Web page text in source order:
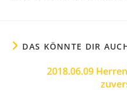
DAS KÖNNTE DIR
2018.06.09